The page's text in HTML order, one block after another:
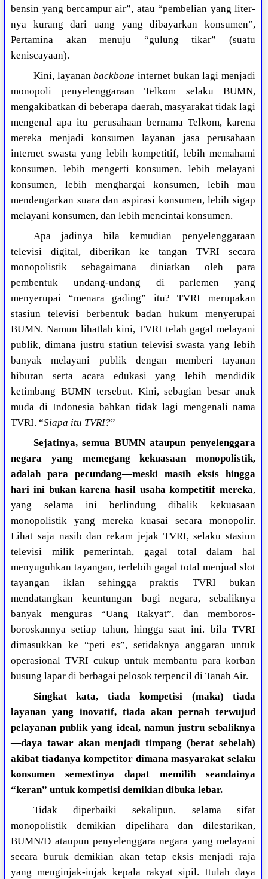
bensin yang bercampur air”, atau “pembelian yang liter-
nya kurang dari uang yang dibayarkan konsumen”,
Pertamina akan menuju “gulung tikar” (suatu
keniscayaan).
Kini, layananbackbone internet bukan lagi menjadi
monopoli penyelenggaraan Telkom selaku BUMN,
mengakibatkan di beberapa daerah, masyarakat tidak lagi
mengenal apa itu perusahaan bernama Telkom, karena
mereka menjadi konsumen layanan jasa perusahaan
internet swasta yang lebih kompetitif, lebih memahami
konsumen, lebih mengerti konsumen, lebih melayani
konsumen, lebih menghargai konsumen, lebih mau
mendengarkan suara dan aspirasi konsumen, lebih sigap
melayani konsumen, dan lebih mencintai konsumen.
Apa jadinya bila kemudian penyelenggaraan
televisi digital, diberikan ke tangan TVRI secara
monopolistik sebagaimana diniatkan oleh para
pembentuk undang-undang di parlemen yang
menyerupai “menara gading” itu? TVRI merupakan
stasiun televisi berbentuk badan hukum menyerupai
BUMN. Namun lihatlah kini, TVRI telah gagal melayani
publik, dimana justru statiun televisi swasta yang lebih
banyak melayani publik dengan memberi tayanan
hiburan serta acara edukasi yang lebih mendidik
ketimbang BUMN tersebut. Kini, sebagian besar anak
muda di Indonesia bahkan tidak lagi mengenali nama
TVRI. “Siapa itu TVRI?”
Sejatinya, semua BUMN ataupun penyelenggara
negara yang memegang kekuasaan monopolistik,
adalah para pecundang—meski masih eksis hingga
hari ini bukan karena hasil usaha kompetitif mereka,
yang selama ini berlindung dibalik kekuasaan
monopolistik yang mereka kuasai secara monopolir.
Lihat saja nasib dan rekam jejak TVRI, selaku stasiun
televisi milik pemerintah, gagal total dalam hal
menyuguhkan tayangan, terlebih gagal total menjual slot
tayangan iklan sehingga praktis TVRI bukan
mendatangkan keuntungan bagi negara, sebaliknya
banyak menguras “Uang Rakyat”, dan memboros-
boroskannya setiap tahun, hingga saat ini. bila TVRI
dimasukkan ke “peti es”, setidaknya anggaran untuk
operasional TVRI cukup untuk membantu para korban
busung lapar di berbagai pelosok terpencil di Tanah Air.
Singkat kata, tiada kompetisi (maka) tiada
layanan yang inovatif, tiada akan pernah terwujud
pelayanan publik yang ideal, namun justru sebaliknya
—daya tawar akan menjadi timpang (berat sebelah)
akibat tiadanya kompetitor dimana masyarakat selaku
konsumen semestinya dapat memilih seandainya
“keran” untuk kompetisi demikian dibuka lebar.
Tidak diperbaiki sekalipun, selama sifat
monopolistik demikian dipelihara dan dilestarikan,
BUMN/D ataupun penyelenggara negara yang melayani
secara buruk demikian akan tetap eksis menjadi raja
yang menginjak-injak kepala rakyat sipil. Itulah daya